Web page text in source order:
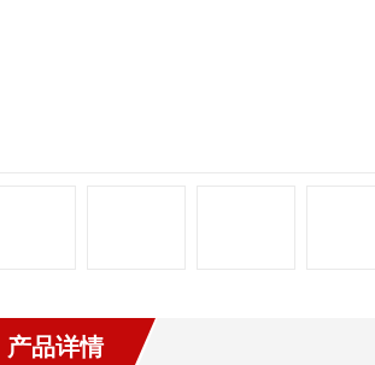
产品详情